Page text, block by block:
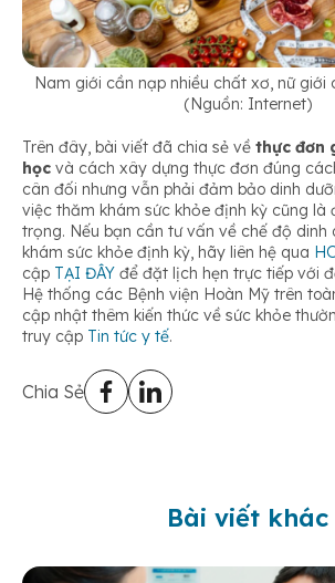
Nam giới cần nạp nhiều chất xơ, nữ giới
(Nguồn: Internet)
Trên đây, bài viết đã chia sẻ về thực đơn
học và cách xây dựng thực đơn đúng
cân đối nhưng vẫn phải đảm bảo dinh
việc thăm khám sức khỏe định kỳ cũng là
trọng. Nếu bạn cần tư vấn về chế độ dinh
khám sức khỏe định kỳ, hãy liên hệ qua
cập TẠI ĐÂY để đặt lịch hẹn trực tiếp với
Hệ thống các Bệnh viện Hoàn Mỹ trên
cập nhật thêm kiến thức về sức khỏe
truy cập Tin tức y tế.
Chia Sẻ
Bài viết khác